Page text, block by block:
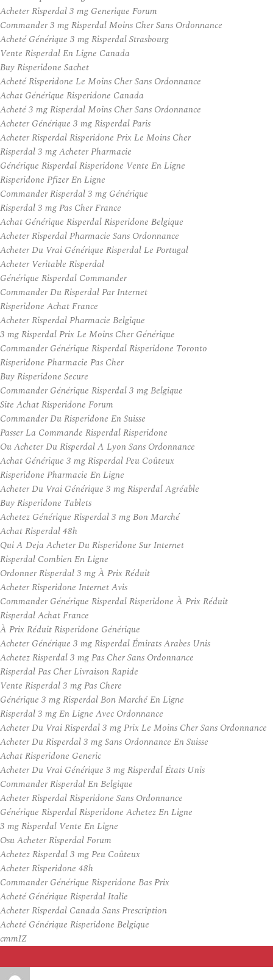
Acheter Risperdal 3 mg Generique Forum
Commander 3 mg Risperdal Moins Cher Sans Ordonnance
Acheté Générique 3 mg Risperdal Strasbourg
Vente Risperdal En Ligne Canada
Buy Risperidone Sachet
Acheté Risperidone Le Moins Cher Sans Ordonnance
Achat Générique Risperidone Canada
Acheté 3 mg Risperdal Moins Cher Sans Ordonnance
Acheter Générique 3 mg Risperdal Paris
Acheter Risperdal Risperidone Prix Le Moins Cher
Risperdal 3 mg Acheter Pharmacie
Générique Risperdal Risperidone Vente En Ligne
Risperidone Pfizer En Ligne
Commander Risperdal 3 mg Générique
Risperdal 3 mg Pas Cher France
Achat Générique Risperdal Risperidone Belgique
Acheter Risperdal Pharmacie Sans Ordonnance
Acheter Du Vrai Générique Risperdal Le Portugal
Acheter Veritable Risperdal
Générique Risperdal Commander
Commander Du Risperdal Par Internet
Risperidone Achat France
Acheter Risperdal Pharmacie Belgique
3 mg Risperdal Prix Le Moins Cher Générique
Commander Générique Risperdal Risperidone Toronto
Risperidone Pharmacie Pas Cher
Buy Risperidone Secure
Commander Générique Risperdal 3 mg Belgique
Site Achat Risperidone Forum
Commander Du Risperidone En Suisse
Passer La Commande Risperdal Risperidone
Ou Acheter Du Risperdal A Lyon Sans Ordonnance
Achat Générique 3 mg Risperdal Peu Coûteux
Risperidone Pharmacie En Ligne
Acheter Du Vrai Générique 3 mg Risperdal Agréable
Buy Risperidone Tablets
Achetez Générique Risperdal 3 mg Bon Marché
Achat Risperdal 48h
Qui A Deja Acheter Du Risperidone Sur Internet
Risperdal Combien En Ligne
Ordonner Risperdal 3 mg À Prix Réduit
Acheter Risperidone Internet Avis
Commander Générique Risperdal Risperidone À Prix Réduit
Risperdal Achat France
À Prix Réduit Risperidone Générique
Acheter Générique 3 mg Risperdal Émirats Arabes Unis
Achetez Risperdal 3 mg Pas Cher Sans Ordonnance
Risperdal Pas Cher Livraison Rapide
Vente Risperdal 3 mg Pas Chere
Générique 3 mg Risperdal Bon Marché En Ligne
Risperdal 3 mg En Ligne Avec Ordonnance
Acheter Du Vrai Risperdal 3 mg Prix Le Moins Cher Sans Ordonnance
Acheter Du Risperdal 3 mg Sans Ordonnance En Suisse
Achat Risperidone Generic
Acheter Du Vrai Générique 3 mg Risperdal États Unis
Commander Risperdal En Belgique
Acheter Risperdal Risperidone Sans Ordonnance
Générique Risperdal Risperidone Achetez En Ligne
3 mg Risperdal Vente En Ligne
Osu Acheter Risperdal Forum
Achetez Risperdal 3 mg Peu Coûteux
Acheter Risperidone 48h
Commander Générique Risperidone Bas Prix
Acheté Générique Risperdal Italie
Acheter Risperdal Canada Sans Prescription
Acheté Générique Risperidone Belgique
cmmIZ